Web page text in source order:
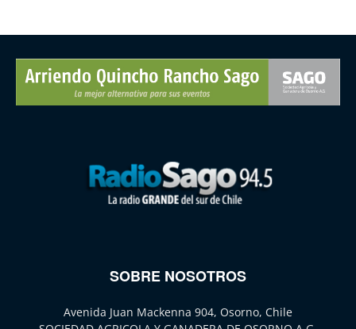
SOBRE NOSOTROS
Avenida Juan Mackenna 904, Osorno, Chile